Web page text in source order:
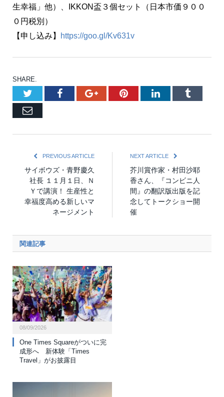
生幸福」他）、IKKON盃３個セット（日本市価９００
０円税別）
【申し込み】
https://goo.gl/Kv631v
SHARE.
TwitterFacebookGoogle+PinterestLinkedInTumblr
Email
PREVIOUS ARTICLE
サイボウズ・青野慶久
社長 １１月１日、Ｎ
Ｙで講演！ 生産性と
幸福度高める新しいマ
ネージメント
NEXT ARTICLE
芥川賞作家・村田沙耶
香さん、『コンビニ人
間』の翻訳版出版を記
念してトークショー開
催
関連記事
08/09/2026
One Times Squareがついに完
成形へ 新体験「Times
Travel」がお披露目